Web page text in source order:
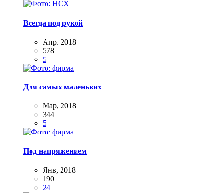
Всегда под рукой
Апр, 2018
578
5
Для самых маленьких
Мар, 2018
344
5
Под напряжением
Янв, 2018
190
24